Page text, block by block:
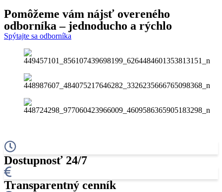
Pomôžeme vám nájsť overeného
odborníka– jednoducho a rýchlo
Spýtajte sa odborníka
Dostupnosť 24/7
Transparentný cenník